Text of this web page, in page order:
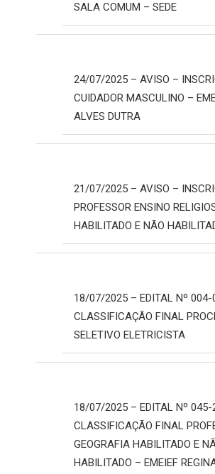
SALA COMUM – SEDE
24/07/2025 – AVISO –
CUIDADOR MASCULINO –
ALVES DUTRA
21/07/2025 – AVISO –
PROFESSOR ENSINO
HABILITADO E NÃO
18/07/2025 – EDITAL Nº 004-
CLASSIFICAÇÃO FINAL
SELETIVO ELETRICISTA
18/07/2025 – EDITAL Nº 045-
CLASSIFICAÇÃO FINAL
GEOGRAFIA HABILITADO E
HABILITADO – EMEIEF